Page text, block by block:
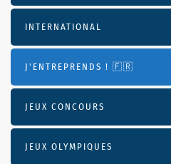
INTERNATIONAL
J'ENTREPRENDS ! 🇫🇷
JEUX CONCOURS
JEUX OLYMPIQUES